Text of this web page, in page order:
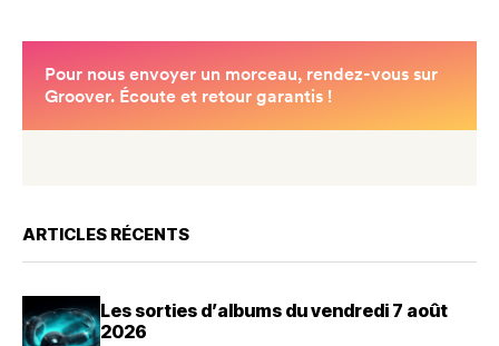
ARTICLES RÉCENTS
Les sorties d’albums du vendredi 7 août
2026